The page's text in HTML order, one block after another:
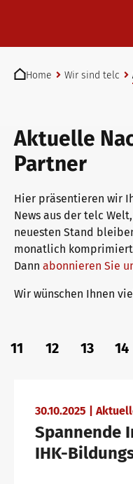
telc Prüfungen in Bad
telc Prüfungszentrum
Einstufungstest
Infos für
telc Zertifikate DIGITAL
Warum telc Zertifikate?
Deutsch Test für den
Deutsch für den Beruf
Deutschlernen mit telc
Verlagsprogramm:
Downloadbereich
Infopakete
Qualifizierungen:
Angebote für
ZQ BSK
Qualifizierung
Qualifikationsphasen
Trainingsformate
Die Zukunft spricht telc
telc in der Presse
Karriere
Meet telc
Stellenangebote
Newsletter
Konferenzräume in
Home
Wir sind telc
Aktuelle
Partner
Hier präsentieren wir
News aus der telc
neuesten Stand
monatlich
Dann abonnieren Sie
Wir wünschen Ihnen
11 12 13 14
30.10.2025 |
Spannende
IHK-